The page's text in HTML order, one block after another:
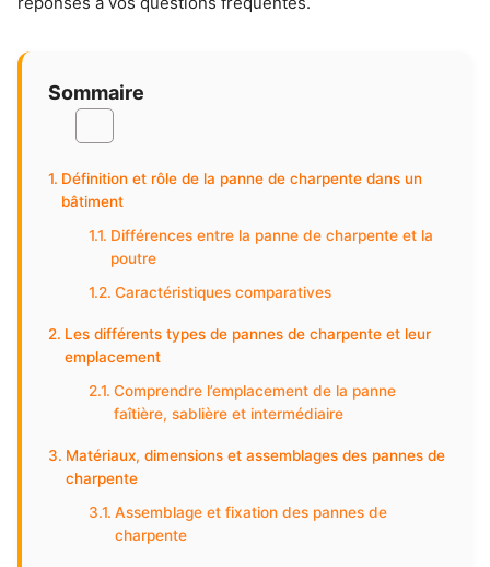
Sommaire
Définition et rôle de la panne de charpente dans un
bâtiment
Différences entre la panne de charpente et la
poutre
Caractéristiques comparatives
Les différents types de pannes de charpente et leur
emplacement
Comprendre l’emplacement de la panne
faîtière, sablière et intermédiaire
Matériaux, dimensions et assemblages des pannes de
charpente
Assemblage et fixation des pannes de
charpente